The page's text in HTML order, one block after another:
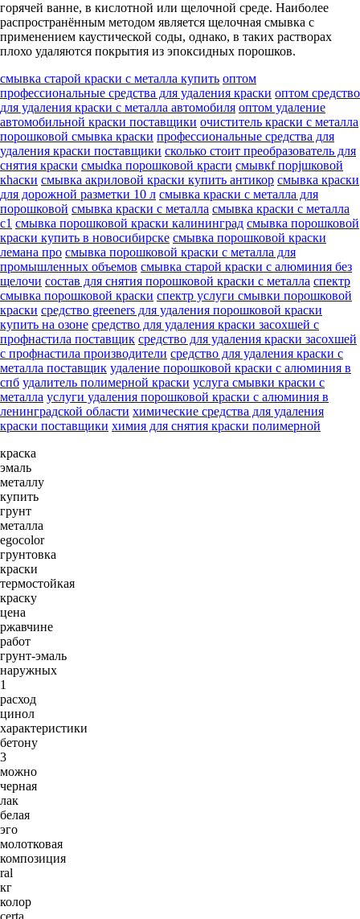
горячей ванне, в кислотной или щелочной среде. Наиболее
распространённым методом является щелочная смывка с
применением каустической соды, однако, в таких растворах
плохо удаляются покрытия из эпоксидных порошков.
смывка старой краски с металла купить оптом
профессиональные средства для удаления краски оптом средство
для удаления краски с металла автомобиля оптом удаление
автомобильной краски поставщики очиститель краски с металла
порошковой смывка краски профессиональные средства для
удаления краски поставщики сколько стоит преобразователь для
снятия краски смыdка порошковой красrи смывкf порjшковой
кhаски смывка акриловой краски купить антикор смывка краски
для дорожной разметки 10 л смывка краски с металла для
порошковой смывка краски с металла смывка краски с металла
с1 смывка порошковой краски калининград смывка порошковой
краски купить в новосибирске смывка порошковой краски
лемана про смывка порошковой краски с металла для
промышленных объемов смывка старой краски с алюминия без
щелочи состав для снятия порошковой краски с металла спектр
смывка порошковой краски спектр услуги смывки порошковой
краски средство greeners для удаления порошковой краски
купить на озоне средство для удаления краски засохшей с
профнастила поставщик средство для удаления краски засохшей
с профнастила производители средство для удаления краски с
металла поставщик удаление порошковой краски с алюминия в
спб удалитель полимерной краски услуга смывки краски с
металла услуги удаления порошковой краски с алюминия в
ленинградской области химические средства для удаления
краски поставщики химия для снятия краски полимерной
краска
эмаль
металлу
купить
грунт
металла
egocolor
грунтовка
краски
термостойкая
краску
цена
ржавчине
работ
грунт-эмаль
наружных
1
расход
цинол
характеристики
бетону
3
можно
черная
лак
белая
эго
молотковая
композиция
ral
кг
колор
certa